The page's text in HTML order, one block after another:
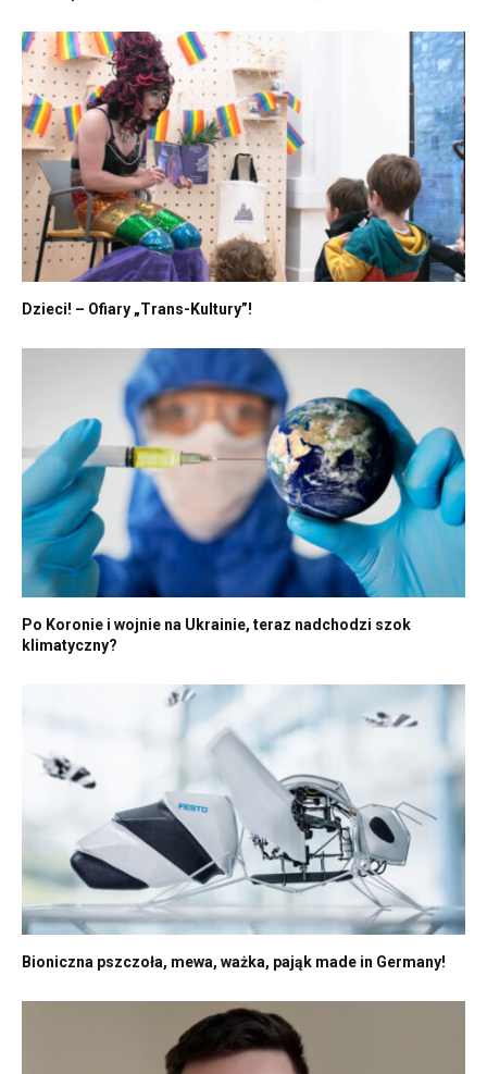
Dzieci! – Ofiary „Trans-Kultury”!
Po Koronie i wojnie na Ukrainie, teraz nadchodzi szok
klimatyczny?
Bioniczna pszczoła, mewa, ważka, pająk made in Germany!